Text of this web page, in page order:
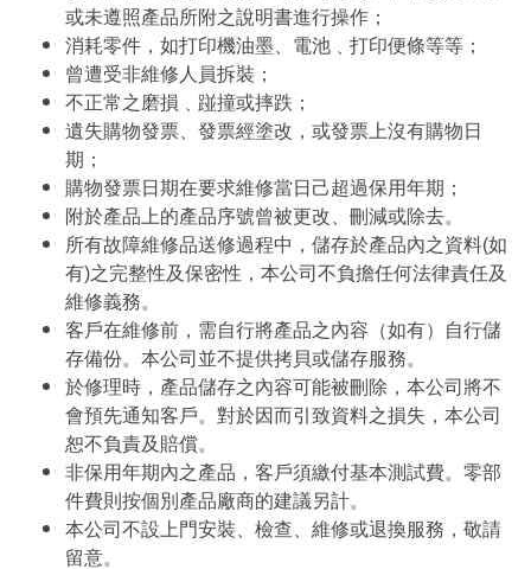
或未遵照產品所附之說明書進行操作；
消耗零件，如打印機油墨、電池﹑打印便條等等；
曾遭受非維修人員拆裝；
不正常之磨損﹑踫撞或摔跌；
遺失購物發票、發票經塗改，或發票上沒有購物日
期；
購物發票日期在要求維修當日己超過保用年期；
附於產品上的產品序號曾被更改、刪減或除去。
所有故障維修品送修過程中，儲存於產品內之資料(如
有)之完整性及保密性，本公司不負擔任何法律責任及
維修義務。
客戶在維修前，需自行將產品之內容（如有）自行儲
存備份。本公司並不提供拷貝或儲存服務。
於修理時，產品儲存之內容可能被刪除，本公司將不
會預先通知客戶。對於因而引致資料之損失，本公司
恕不負責及賠償。
非保用年期內之產品，客戶須繳付基本測試費。零部
件費則按個別產品廠商的建議另計。
本公司不設上門安裝、檢查、維修或退換服務，敬請
留意。